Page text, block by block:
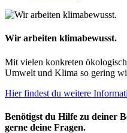
Wir arbeiten klimabewusst.
Mit vielen konkreten
Umwelt und Klima so gering
Hier findest du weitere
Benötigst du Hilfe zu deiner
gerne deine Fragen.